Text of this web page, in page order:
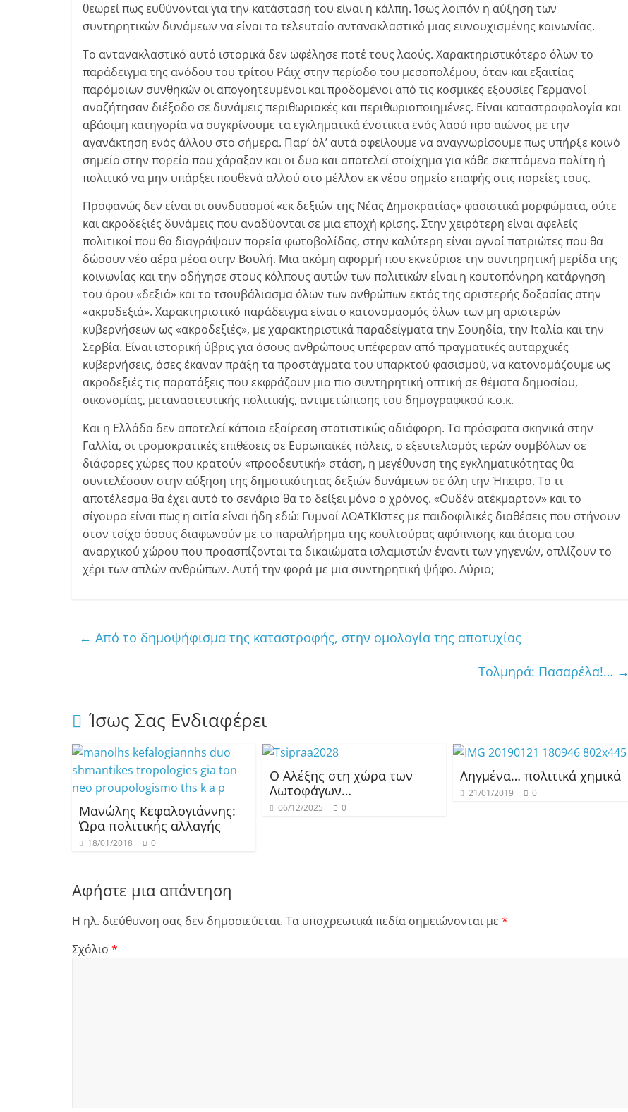
θεωρεί πως ευθύνονται για την κατάστασή του είναι η κάλπη. Ίσως λοιπόν η αύξηση των
συντηρητικών δυνάμεων να είναι το τελευταίο αντανακλαστικό μιας ευνουχισμένης κοινωνίας.
Το αντανακλαστικό αυτό ιστορικά δεν ωφέλησε ποτέ τους λαούς. Χαρακτηριστικότερο όλων το
παράδειγμα της ανόδου του τρίτου Ράιχ στην περίοδο του μεσοπολέμου, όταν και εξαιτίας
παρόμοιων συνθηκών οι απογοητευμένοι και προδομένοι από τις κοσμικές εξουσίες Γερμανοί
αναζήτησαν διέξοδο σε δυνάμεις περιθωριακές και περιθωριοποιημένες. Είναι καταστροφολογία και
αβάσιμη κατηγορία να συγκρίνουμε τα εγκληματικά ένστικτα ενός λαού προ αιώνος με την
αγανάκτηση ενός άλλου στο σήμερα. Παρ’ όλ’ αυτά οφείλουμε να αναγνωρίσουμε πως υπήρξε κοινό
σημείο στην πορεία που χάραξαν και οι δυο και αποτελεί στοίχημα για κάθε σκεπτόμενο πολίτη ή
πολιτικό να μην υπάρξει πουθενά αλλού στο μέλλον εκ νέου σημείο επαφής στις πορείες τους.
Προφανώς δεν είναι οι συνδυασμοί «εκ δεξιών της Νέας Δημοκρατίας» φασιστικά μορφώματα, ούτε
και ακροδεξιές δυνάμεις που αναδύονται σε μια εποχή κρίσης. Στην χειρότερη είναι αφελείς
πολιτικοί που θα διαγράψουν πορεία φωτοβολίδας, στην καλύτερη είναι αγνοί πατριώτες που θα
δώσουν νέο αέρα μέσα στην Βουλή. Μια ακόμη αφορμή που εκνεύρισε την συντηρητική μερίδα της
κοινωνίας και την οδήγησε στους κόλπους αυτών των πολιτικών είναι η κουτοπόνηρη κατάργηση
του όρου «δεξιά» και το τσουβάλιασμα όλων των ανθρώπων εκτός της αριστερής δοξασίας στην
«ακροδεξιά». Χαρακτηριστικό παράδειγμα είναι ο κατονομασμός όλων των μη αριστερών
κυβερνήσεων ως «ακροδεξιές», με χαρακτηριστικά παραδείγματα την Σουηδία, την Ιταλία και την
Σερβία. Είναι ιστορική ύβρις για όσους ανθρώπους υπέφεραν από πραγματικές αυταρχικές
κυβερνήσεις, όσες έκαναν πράξη τα προστάγματα του υπαρκτού φασισμού, να κατονομάζουμε ως
ακροδεξιές τις παρατάξεις που εκφράζουν μια πιο συντηρητική οπτική σε θέματα δημοσίου,
οικονομίας, μεταναστευτικής πολιτικής, αντιμετώπισης του δημογραφικού κ.ο.κ.
Και η Ελλάδα δεν αποτελεί κάποια εξαίρεση στατιστικώς αδιάφορη. Τα πρόσφατα σκηνικά στην
Γαλλία, οι τρομοκρατικές επιθέσεις σε Ευρωπαϊκές πόλεις, ο εξευτελισμός ιερών συμβόλων σε
διάφορες χώρες που κρατούν «προοδευτική» στάση, η μεγέθυνση της εγκληματικότητας θα
συντελέσουν στην αύξηση της δημοτικότητας δεξιών δυνάμεων σε όλη την Ήπειρο. Το τι
αποτέλεσμα θα έχει αυτό το σενάριο θα το δείξει μόνο ο χρόνος. «Ουδέν ατέκμαρτον» και το
σίγουρο είναι πως η αιτία είναι ήδη εδώ: Γυμνοί ΛΟΑΤΚΙστες με παιδοφιλικές διαθέσεις που στήνουν
στον τοίχο όσους διαφωνούν με το παραλήρημα της κουλτούρας αφύπνισης και άτομα του
αναρχικού χώρου που προασπίζονται τα δικαιώματα ισλαμιστών έναντι των γηγενών, οπλίζουν το
χέρι των απλών ανθρώπων. Αυτή την φορά με μια συντηρητική ψήφο. Αύριο;
← Από το δημοψήφισμα της καταστροφής, στην ομολογία της αποτυχίας
Τολμηρά: Πασαρέλα!… →
Ίσως Σας Ενδιαφέρει
Μανώλης Κεφαλογιάννης:
Ώρα πολιτικής αλλαγής
18/01/2018 0
Ο Αλέξης στη χώρα των
Λωτοφάγων…
06/12/2025 0
Ληγμένα… πολιτικά χημικά
21/01/2019 0
Αφήστε μια απάντηση
Η ηλ. διεύθυνση σας δεν δημοσιεύεται. Τα υποχρεωτικά πεδία σημειώνονται με *
Σχόλιο *